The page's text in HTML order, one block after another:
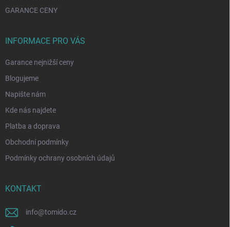
GARANCE CENY
INFORMACE PRO VÁS
Garance nejnižší ceny
Blogujeme
Napište nám
Kde nás najdete
Platba a doprava
Obchodní podmínky
Podmínky ochrany osobních údajů
KONTAKT
info@tomido.cz